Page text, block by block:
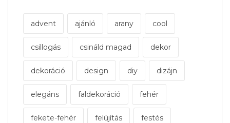
advent ajánló arany cool
csillogás csináld magad dekor
dekoráció design diy dizájn
elegáns faldekoráció fehér
fekete-fehér felújítás festés